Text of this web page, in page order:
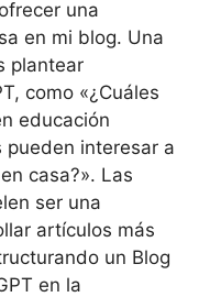
una
en mi blog. Una
plantear
como «¿Cuáles
educación
pueden interesar a
casa?». Las
ser una
artículos más
un Blog
en la